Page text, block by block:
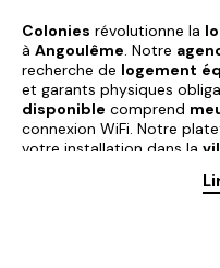
Colonies révolutionne la
à Angoulême. Notre
recherche de logement
et garants physiques
disponible comprend
connexion WiFi. Notre
votre installation dans la
logements